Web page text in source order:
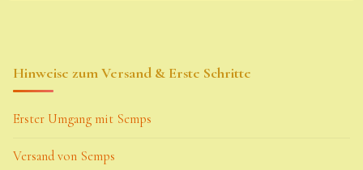
Hinweise zum Versand & Erste Schritte
Erster Umgang mit Semps
Versand von Semps